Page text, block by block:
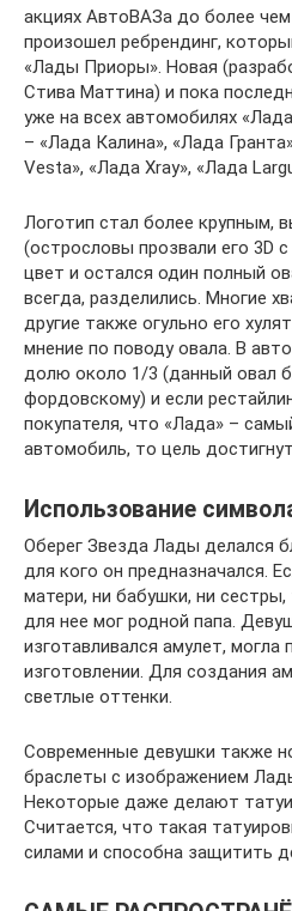
акциях АвтоВАЗа до более
произошел ребрендинг,
«Лады Приоры». Новая
Стива Маттина) и пока
уже на всех автомобилях
– «Лада Калина», «Лада
Vesta», «Лада Xray», «Лада
Логотип стал более крупным,
(острословы прозвали его 3D
цвет и остался один полный
всегда, разделились. Многие
другие также огульно его
мнение по поводу овала. В
долю около 1/3 (данный овал
фордовскому) и если
покупателя, что «Лада» –
автомобиль, то цель
Использование
Оберег Звезда Лады делался
для кого он предназначался.
матери, ни бабушки, ни
для нее мог родной папа.
изготавливался амулет, могла
изготовлении. Для создания
светлые оттенки.
Современные девушки также
браслеты с изображением
Некоторые даже делают
Считается, что такая
силами и способна защитить